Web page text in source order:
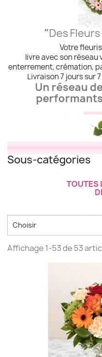
"Des
Votre
livre avec son réseau
enterrement, crémation,
Livraison 7 jours sur
Un réseau
Sous-catégories
TOUTES
Choisir
Affichage 1-53 de 53